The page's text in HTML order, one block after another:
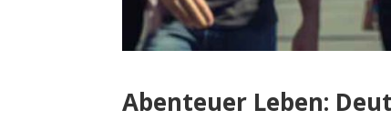
Abenteuer Leben: